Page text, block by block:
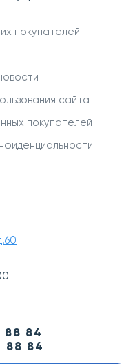
покупателей
сайта
покупателей
88 84
88 84